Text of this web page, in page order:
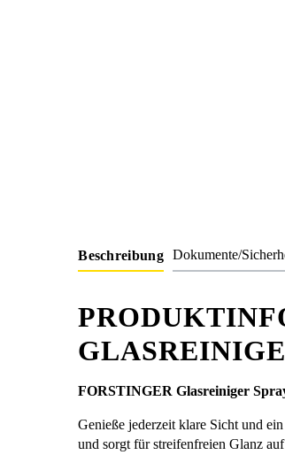
Beschreibung Dokumente/
FORSTINGER Glasreiniger
Genieße jederzeit klare Sicht und
und sorgt für streifenfreien Glanz